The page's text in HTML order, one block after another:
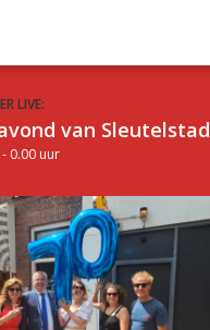
LIVE:
van Sleutelstad
0.00 uur
uur 1 van 0